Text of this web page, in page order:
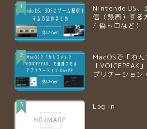
1
Nintendo DS、
信（録画）する
/ 偽トロなど）
2
MacOSで「わん
「VOICEPEAK
プリケーション
3 Log In